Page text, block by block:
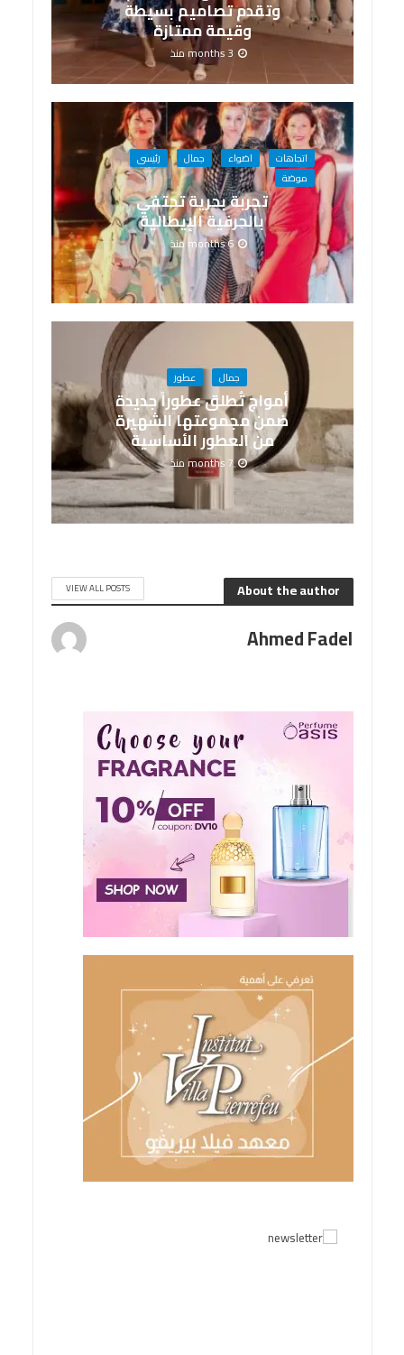
وتقدم تصاميم بسيطة
وقيمة ممتازة
3 months منذ
اتجاهات اضواء جمال
رئيسى
موضة
تجربة بحرية تحتفي
بالحِرفية الإيطالية
6 months منذ
جمال عطور
أمواج تُطلق عطوراً جديدة
ضمن مجموعتها الشهيرة
من العطور الأساسية
7 months منذ
About the author
VIEW ALL POSTS
Ahmed Fadel